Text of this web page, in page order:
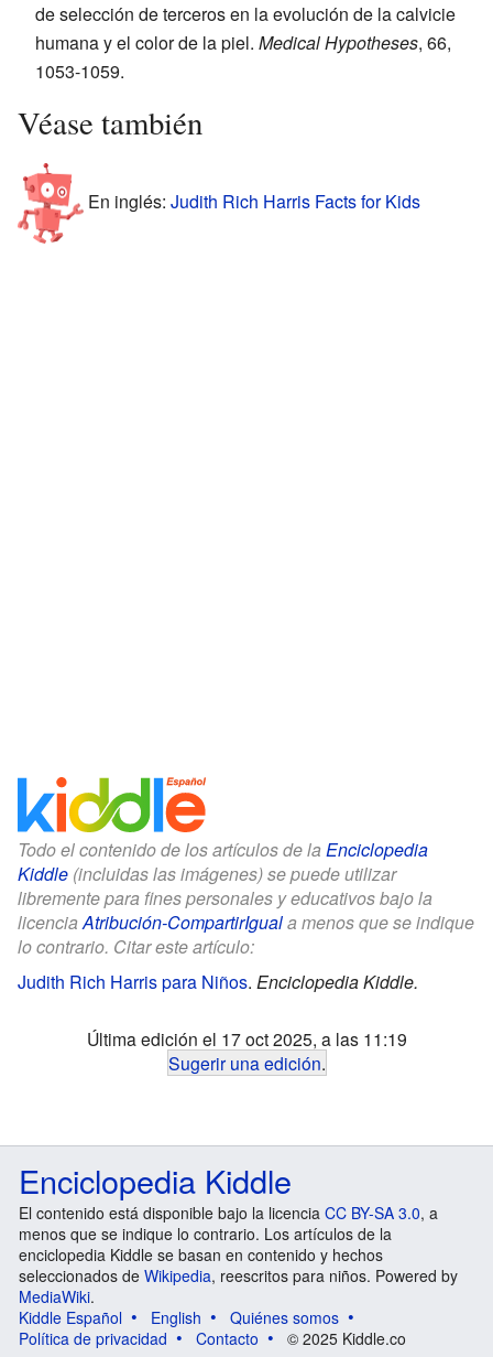
de selección de terceros en la evolución de la calvicie
humana y el color de la piel. Medical Hypotheses, 66,
1053-1059.
Véase también
En inglés: Judith Rich Harris Facts for Kids
Todo el contenido de los artículos de la Enciclopedia
Kiddle (incluidas las imágenes) se puede utilizar
libremente para fines personales y educativos bajo la
licenciaAtribución-CompartirIguala menos que se indique
lo contrario. Citar este artículo:
Judith Rich Harris para Niños. Enciclopedia Kiddle.
Última edición el 17 oct 2025, a las 11:19
Sugerir una edición.
Enciclopedia Kiddle
El contenido está disponible bajo la licencia CC BY-SA 3.0, a
menos que se indique lo contrario. Los artículos de la
enciclopedia Kiddle se basan en contenido y hechos
seleccionados de Wikipedia, reescritos para niños. Powered by
MediaWiki.
Kiddle Español
English
Quiénes somos
Política de privacidad
Contacto © 2025 Kiddle.co